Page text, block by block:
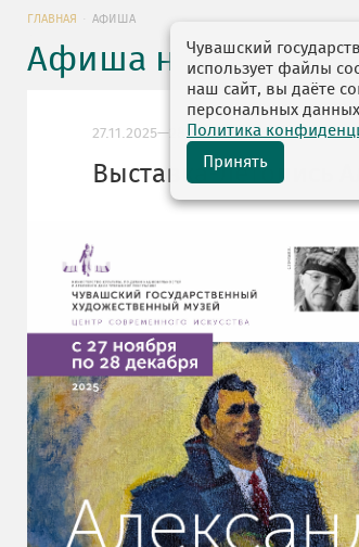
ГЛАВНАЯ АФИША
Афиша на месяц
27.11.2025—28.12.2025
Выставка-летопись
Чувашский
использует файлы
наш сайт, вы даёте
персональных
Политика
Принять